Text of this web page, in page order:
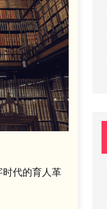
代的育人革